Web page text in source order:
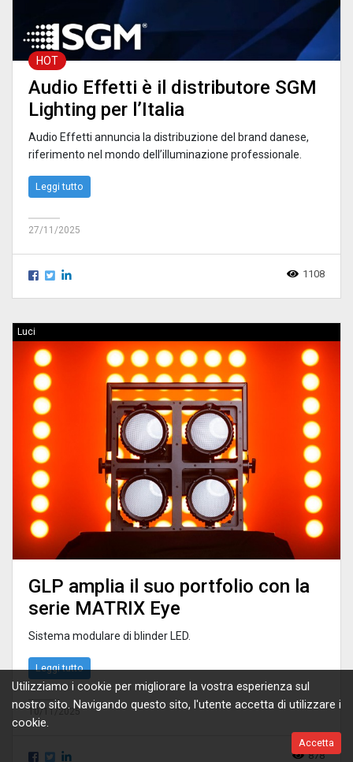
Utilizziamo i cookie per migliorare la vostra esperienza sul
nostro sito. Navigando questo sito, l'utente accetta di utilizzare i
cookie.
Accetta
HOT
Audio Effetti è il distributore SGM
Lighting per l’Italia
Audio Effetti annuncia la distribuzione del brand danese,
riferimento nel mondo dell’illuminazione professionale.
Leggi tutto
27/11/2025
1108
Luci
GLP amplia il suo portfolio con la
serie MATRIX Eye
Sistema modulare di blinder LED.
Leggi tutto
10/11/2025
878